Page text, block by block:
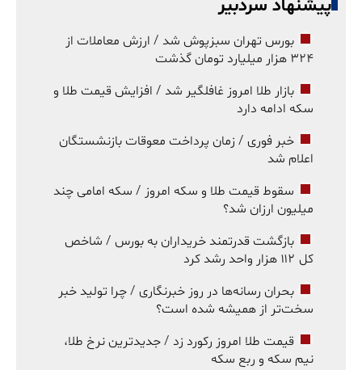
پیشنهاد سردبیر
بورس تهران سبزپوش شد / ارزش معاملات از
۳۲۴ هزار میلیارد تومان گذشت
بازار طلا امروز غافلگیر شد / افزایش قیمت طلا و
سکه ادامه دارد
خبر فوری / زمان پرداخت معوقات بازنشستگان
اعلام شد
سقوط قیمت طلا و سکه امروز / سکه امامی چند
میلیون ارزان شد؟
بازگشت قدرتمند خریداران به بورس / شاخص
کل ۱۱۲ هزار واحد رشد کرد
بحران رسانه‌ها در روز خبرنگاری / چرا تولید خبر
سخت‌تر از همیشه شده است؟
قیمت طلا امروز رکورد زد / جدیدترین نرخ طلا،
نیم سکه و ربع سکه